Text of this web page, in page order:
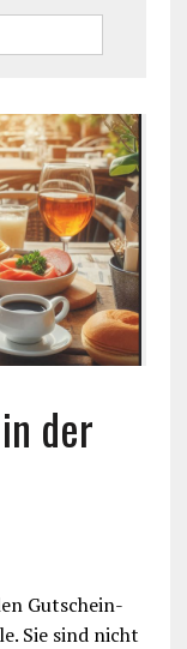
der
Gutschein-
Sie sind nicht